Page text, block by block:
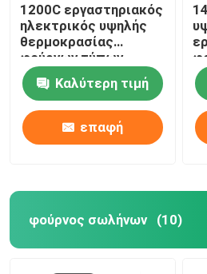
1200C εργαστηριακός
ηλεκτρικός υψηλής
θερμοκρασίας
φούρνων τύπων
παραθύρων θερμικής
επεξεργασίας με το
καλώδιο αντίστασης
Καλύτερη τιμή
επαφή
φούρνος σωλήνων (10)